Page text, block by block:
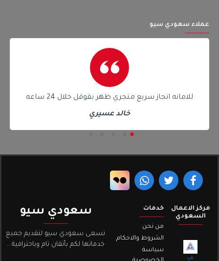
عملاء سعودي سيو
للامانه انجاز سريع متجري ظهر بقوقل خلال 24 ساعه
خالد عسيري
مركز الاعمال
السعودي
يثي
خدمات
من نحن
الشروط والاحكام
سياسة
سعودي سيو
تسعى سعودي سيو لتقديم جميع
خدماتها لكم بأتقان تام وباحترافية ..